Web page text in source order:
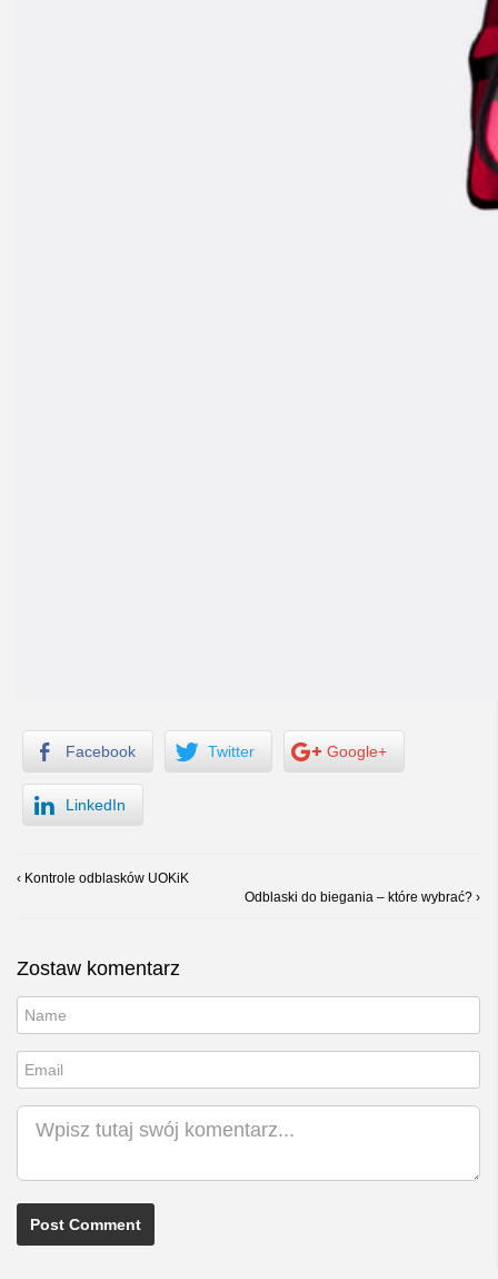
Facebook Twitter Google+
LinkedIn
‹ Kontrole odblasków UOKiK
Odblaski do biegania – które wybrać? ›
Zostaw komentarz
Nick
Email
Komentarz